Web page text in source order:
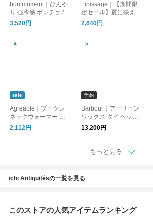
bon moment｜ひんや
り 強冷感 ポンチョ / C
OOLIC[R] 接触冷感 持
続冷感 UVカット99％
3,520円
Finissage｜【期間限
定セール】夏に映える
インドのブロックプリ
ントボレロ 巾着付き
2,640円
sale
Agreable｜ブークレ
ネックウォーマー ／
マフラー
2,112円
予約
Barbour｜アーリーン
ワックス タイ ヘッド
スカーフ ARLENE W
AX TIE HEADSCARF l
行受注会】
13,200円
もっと見る
ichi Antiquitésの一覧を見る
このストアの人気アイテムランキング